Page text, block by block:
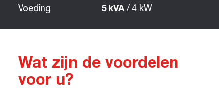
Voeding 5 kVA 4 kW
Wat zijn de voordelen
voor u?